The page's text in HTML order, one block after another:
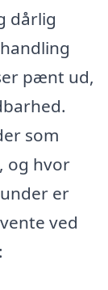
dårlig
pænt ud,
som
og hvor
er
ved